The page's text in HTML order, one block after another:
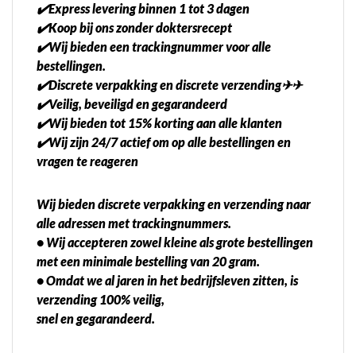
✔️Express levering binnen 1 tot 3 dagen
✔️Koop bij ons zonder doktersrecept
✔️Wij bieden een trackingnummer voor alle
bestellingen.
✔️Discrete verpakking en discrete verzending✈✈
✔️Veilig, beveiligd en gegarandeerd
✔️Wij bieden tot 15% korting aan alle klanten
✔️Wij zijn 24/7 actief om op alle bestellingen en
vragen te reageren
Wij bieden discrete verpakking en verzending naar
alle adressen met trackingnummers.
• Wij accepteren zowel kleine als grote bestellingen
met een minimale bestelling van 20 gram.
• Omdat we al jaren in het bedrijfsleven zitten, is
verzending 100% veilig,
snel en gegarandeerd.